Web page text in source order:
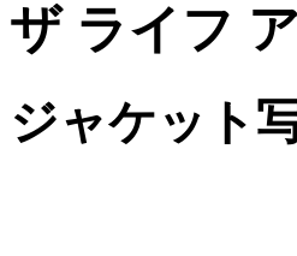
ザ ライフ
ジャケット